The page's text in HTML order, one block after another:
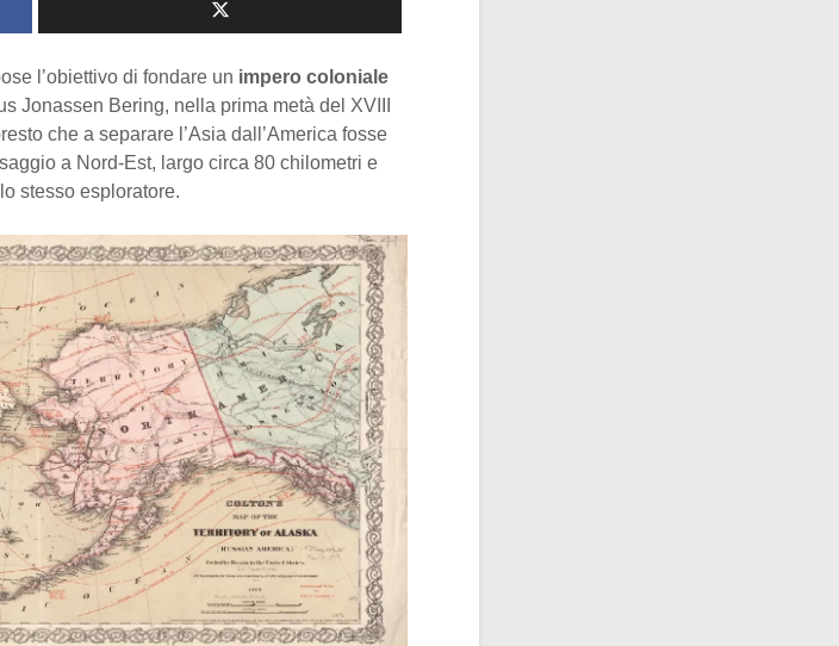
l’obiettivo di fondare un impero coloniale
Jonassen Bering, nella prima metà del XVIII
che a separare l’Asia dall’America fosse
a Nord-Est, largo circa 80 chilometri e
stesso esploratore.